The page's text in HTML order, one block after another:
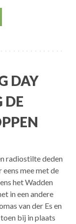
DAY
DE
radiostilte deden
mee met de
het Wadden
in een andere
van der Es en
bij in plaats